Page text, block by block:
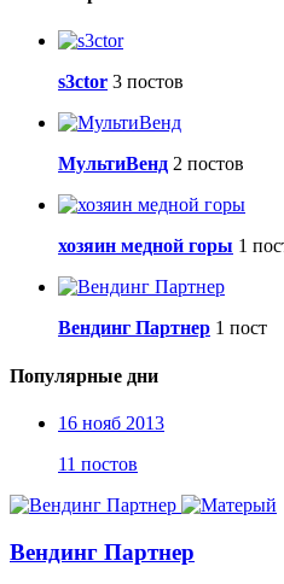
s3ctor 3 постов
МультиВенд 2 постов
хозяин медной горы 1
Вендинг Партнер 1 пост
Популярные дни
16 нояб 2013
11 постов
Вендинг Партнер